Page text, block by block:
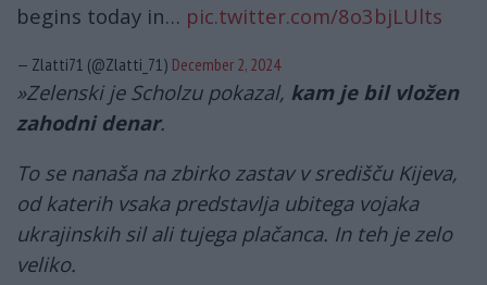
begins today in… pic.twitter.com/8o3bjLUlts
— Zlatti71 (@Zlatti_71) December 2, 2024
»Zelenski je Scholzu pokazal, kam je bil vložen
zahodni denar.
To se nanaša na zbirko zastav v središču Kijeva,
od katerih vsaka predstavlja ubitega vojaka
ukrajinskih sil ali tujega plačanca. In teh je zelo
veliko.